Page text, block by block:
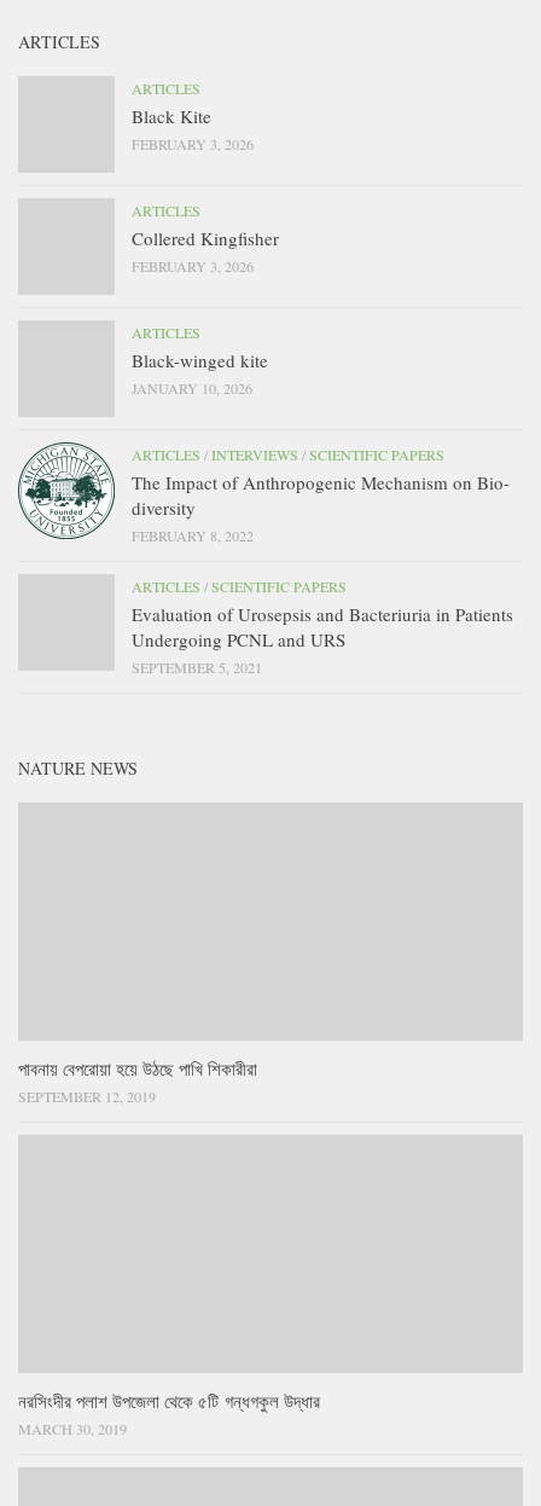
ARTICLES
ARTICLES
Black Kite
FEBRUARY 3, 2026
ARTICLES
Collered Kingfisher
FEBRUARY 3, 2026
ARTICLES
Black-winged kite
JANUARY 10, 2026
ARTICLES /INTERVIEWS /SCIENTIFIC PAPERS
The Impact of Anthropogenic Mechanism on Bio-
diversity
FEBRUARY 8, 2022
ARTICLES /SCIENTIFIC PAPERS
Evaluation of Urosepsis and Bacteriuria in Patients
Undergoing PCNL and URS
SEPTEMBER 5, 2021
NATURE NEWS
পাবনায় বেপরোয়া হয়ে উঠছে পাখি শিকারীরা
SEPTEMBER 12, 2019
নরসিংদীর পলাশ উপজেলা থেকে ৫টি গন্ধগকুল উদ্ধার
MARCH 30, 2019